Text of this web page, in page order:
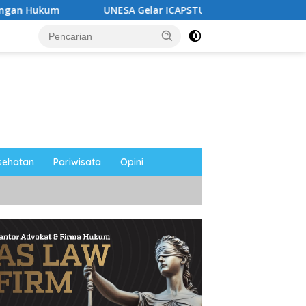
UNESA Gelar ICAPSTURE 2026 di Magetan, Dorong
Pariwisata Opini